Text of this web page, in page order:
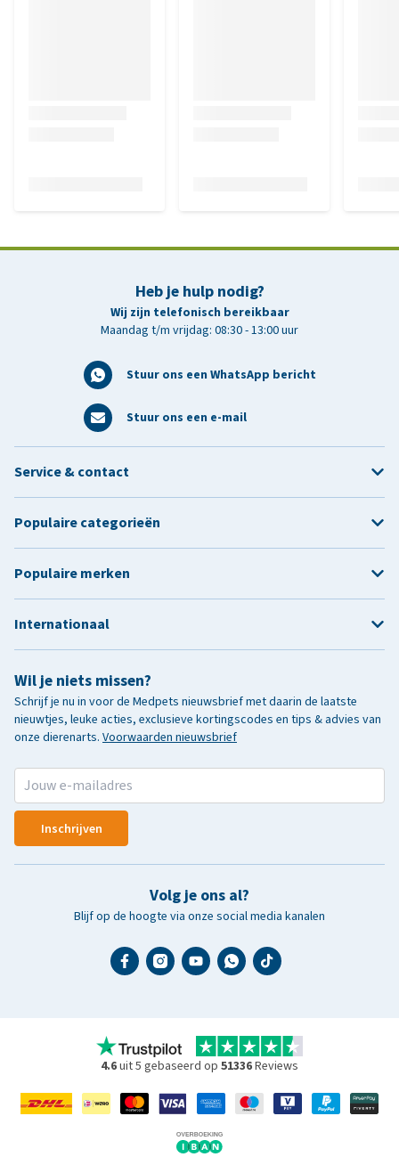
Heb je hulp nodig?
Wij zijn telefonisch bereikbaar
Maandag t/m vrijdag: 08:30 - 13:00 uur
Stuur ons een WhatsApp bericht
Stuur ons een e-mail
Wil je niets missen?
Schrijf je nu in voor de Medpets nieuwsbrief met daarin de laatste
nieuwtjes, leuke acties, exclusieve kortingscodes en tips & advies van
onze dierenarts. Voorwaarden nieuwsbrief
Inschrijven
Volg je ons al?
Blijf op de hoogte via onze social media kanalen
Service & contact
Populaire categorieën
Populaire merken
Internationaal
4.6uit 5 gebaseerd op 51336Reviews